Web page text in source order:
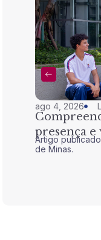
ago 4, 2026
presença e
Artigo
de Minas.